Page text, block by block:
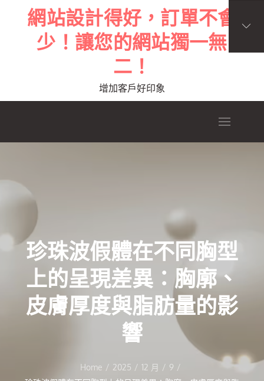
Skip
to
content
網站設計得好，訂單不會
少！讓您的網站獨一無
二！
增加客戶好印象
珍珠波假體在不同胸型
上的呈現差異：胸廓、
皮膚厚度與脂肪量的影
響
Home 2025 12 月
9